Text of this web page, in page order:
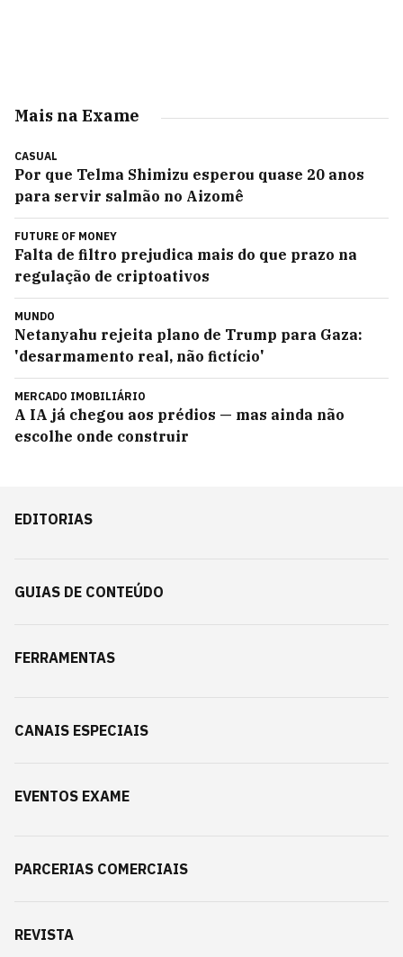
Mais na Exame
CASUAL
Por que Telma Shimizu esperou quase 20 anos
para servir salmão no Aizomê
FUTURE OF MONEY
Falta de filtro prejudica mais do que prazo na
regulação de criptoativos
MUNDO
Netanyahu rejeita plano de Trump para Gaza:
'desarmamento real, não fictício'
MERCADO IMOBILIÁRIO
A IA já chegou aos prédios — mas ainda não
escolhe onde construir
EDITORIAS
GUIAS DE CONTEÚDO
FERRAMENTAS
CANAIS ESPECIAIS
EVENTOS EXAME
PARCERIAS COMERCIAIS
REVISTA